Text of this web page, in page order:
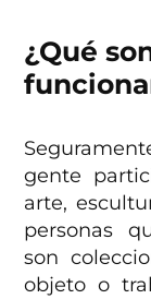
¿Qué
gente
arte,
personas
son
objeto o